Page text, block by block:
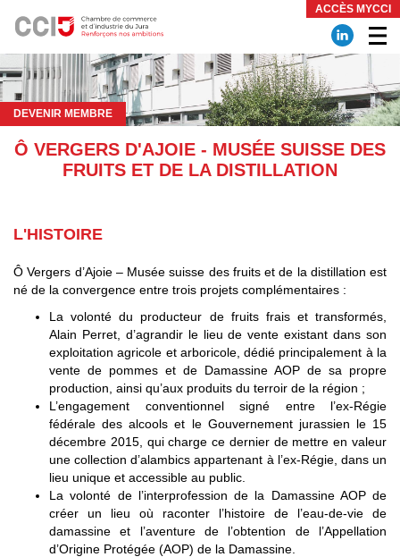
ACCÈS MYCCI
DEVENIR MEMBRE
Ô VERGERS D'AJOIE - MUSÉE SUISSE DES
FRUITS ET DE LA DISTILLATION
L'HISTOIRE
Ô Vergers d’Ajoie – Musée suisse des fruits et de la distillation est
né de la convergence entre trois projets complémentaires :
La volonté du producteur de fruits frais et transformés,
Alain Perret, d’agrandir le lieu de vente existant dans son
exploitation agricole et arboricole, dédié principalement à la
vente de pommes et de Damassine AOP de sa propre
production, ainsi qu’aux produits du terroir de la région ;
L’engagement conventionnel signé entre l’ex-Régie
fédérale des alcools et le Gouvernement jurassien le 15
décembre 2015, qui charge ce dernier de mettre en valeur
une collection d’alambics appartenant à l’ex-Régie, dans un
lieu unique et accessible au public.
La volonté de l’interprofession de la Damassine AOP de
créer un lieu où raconter l’histoire de l’eau-de-vie de
damassine et l’aventure de l’obtention de l’Appellation
d’Origine Protégée (AOP) de la Damassine.